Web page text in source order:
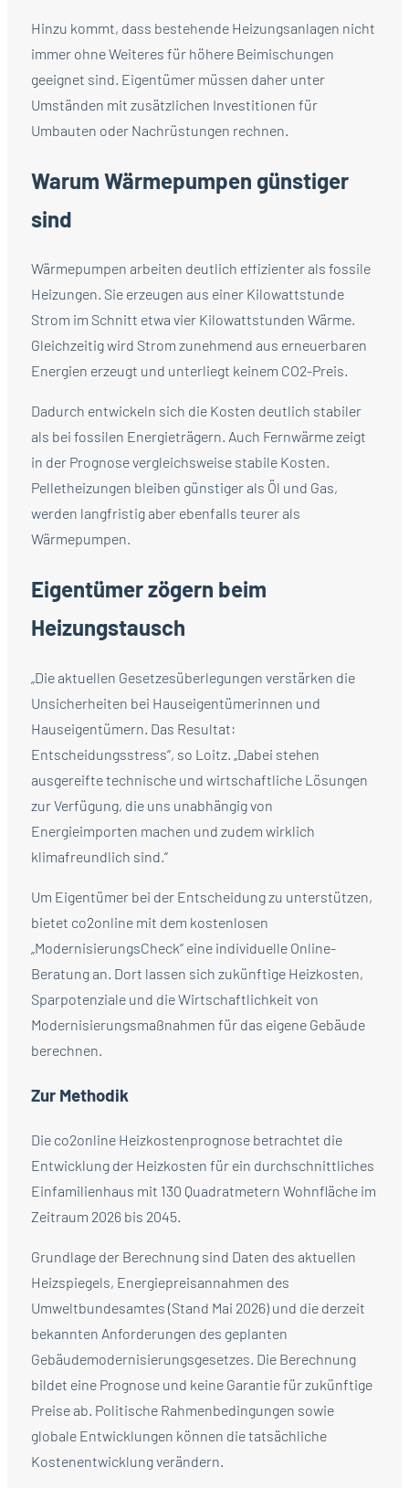
Hinzu kommt, dass bestehende Heizungsanlagen nicht
immer ohne Weiteres für höhere Beimischungen
geeignet sind. Eigentümer müssen daher unter
Umständen mit zusätzlichen Investitionen für
Umbauten oder Nachrüstungen rechnen.
Warum Wärmepumpen günstiger
sind
Wärmepumpen arbeiten deutlich effizienter als fossile
Heizungen. Sie erzeugen aus einer Kilowattstunde
Strom im Schnitt etwa vier Kilowattstunden Wärme.
Gleichzeitig wird Strom zunehmend aus erneuerbaren
Energien erzeugt und unterliegt keinem CO2-Preis.
Dadurch entwickeln sich die Kosten deutlich stabiler
als bei fossilen Energieträgern. Auch Fernwärme zeigt
in der Prognose vergleichsweise stabile Kosten.
Pelletheizungen bleiben günstiger als Öl und Gas,
werden langfristig aber ebenfalls teurer als
Wärmepumpen.
Eigentümer zögern beim
Heizungstausch
„Die aktuellen Gesetzesüberlegungen verstärken die
Unsicherheiten bei Hauseigentümerinnen und
Hauseigentümern. Das Resultat:
Entscheidungsstress“, so Loitz. „Dabei stehen
ausgereifte technische und wirtschaftliche Lösungen
zur Verfügung, die uns unabhängig von
Energieimporten machen und zudem wirklich
klimafreundlich sind.“
Um Eigentümer bei der Entscheidung zu unterstützen,
bietet co2online mit dem kostenlosen
„ModernisierungsCheck“ eine individuelle Online-
Beratung an. Dort lassen sich zukünftige Heizkosten,
Sparpotenziale und die Wirtschaftlichkeit von
Modernisierungsmaßnahmen für das eigene Gebäude
berechnen.
Zur Methodik
Die co2online Heizkostenprognose betrachtet die
Entwicklung der Heizkosten für ein durchschnittliches
Einfamilienhaus mit 130 Quadratmetern Wohnfläche im
Zeitraum 2026 bis 2045.
Grundlage der Berechnung sind Daten des aktuellen
Heizspiegels, Energiepreisannahmen des
Umweltbundesamtes (Stand Mai 2026) und die derzeit
bekannten Anforderungen des geplanten
Gebäudemodernisierungsgesetzes. Die Berechnung
bildet eine Prognose und keine Garantie für zukünftige
Preise ab. Politische Rahmenbedingungen sowie
globale Entwicklungen können die tatsächliche
Kostenentwicklung verändern.